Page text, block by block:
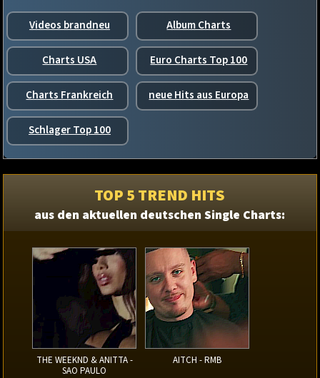
Videos brandneu Album Charts
Charts USA Euro Charts Top 100
Charts Frankreich neue Hits aus Europa
Schlager Top 100
TOP 5 TREND HITS
aus den aktuellen deutschen Single Charts:
THE WEEKND & ANITTA -
SAO PAULO
AITCH - RMB